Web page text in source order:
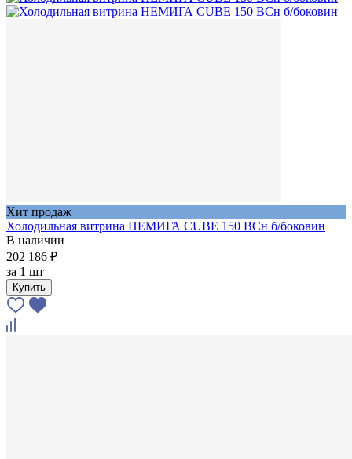
Хит продаж
Холодильная витрина НЕМИГА CUBE 150 BCн б/боковин
В наличии
202 186 ₽
за 1 шт
Купить